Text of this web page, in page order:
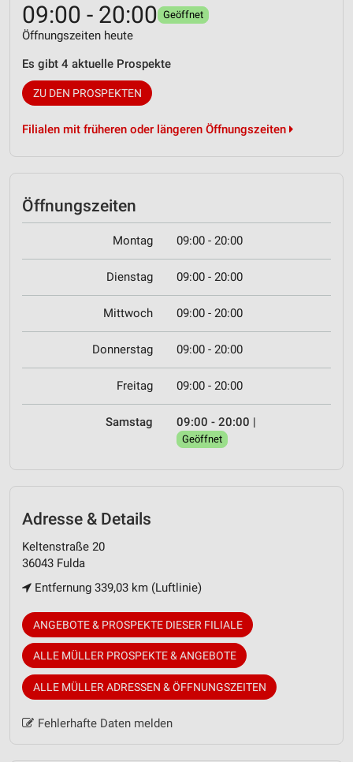
09:00 - 20:00 Geöffnet
Öffnungszeiten heute
Es gibt 4 aktuelle Prospekte
ZU DEN PROSPEKTEN
Filialen mit früheren oder längeren Öffnungszeiten
Öffnungszeiten
Montag 09:00 - 20:00
Dienstag 09:00 - 20:00
Mittwoch 09:00 - 20:00
Donnerstag 09:00 - 20:00
Freitag 09:00 - 20:00
Samstag 09:00 - 20:00 |
Geöffnet
Adresse & Details
Keltenstraße 20
36043 Fulda
Entfernung 339,03 km (Luftlinie)
ANGEBOTE & PROSPEKTE DIESER FILIALE
ALLE MÜLLER PROSPEKTE & ANGEBOTE
ALLE MÜLLER ADRESSEN & ÖFFNUNGSZEITEN
Fehlerhafte Daten melden